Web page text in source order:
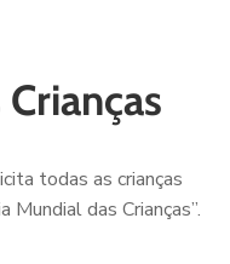
todas as crianças
Mundial das Crianças”.